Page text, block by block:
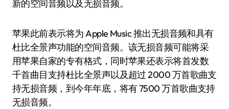
新的空间音频以及无损音频。
苹果此前表示将为 Apple Music 推出无损音频和具有
杜比全景声功能的空间音频。该无损音频可能将采
用苹果自家的专有格式，同时苹果还表示将首发数
千首曲目支持杜比全景声以及超过 2000 万首歌曲支
持无损音频，到今年年底，将有 7500 万首歌曲支持
无损音频。